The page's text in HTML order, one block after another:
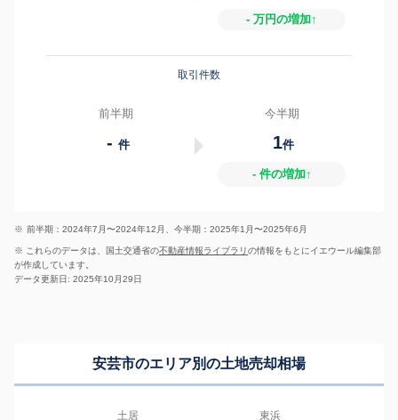
- 万円の増加↑
取引件数
前半期
- 件
今半期
1件
- 件の増加↑
※ 前半期：2024年7月〜2024年12月、今半期：2025年1月〜2025年6月
※ これらのデータは、国土交通省の不動産情報ライブラリの情報をもとにイエウール編集部
が作成しています。
データ更新日: 2025年10月29日
安芸市のエリア別の土地売却相場
土居 東浜